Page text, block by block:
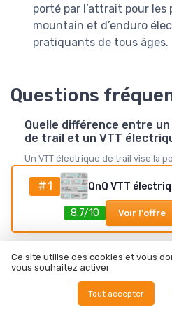
porté par l’attrait pour les
mountain et d’enduro
pratiquants de tous âges.
Questions
Quelle différence entre
de trail et un VTT
Un VTT électrique de trail vise la
débattement modéré et une
électrique d’enduro privilégie la
de débattement, une géométrie
composants renforcés. Pour un
descente, le trail reste souvent le
Quelle autonomie réelle
d’un VTTAE de trail ?
Faut il absolument un
#1 QnQ VTT
8.7/10 Voir l'offre
Ce site utilise des cookies et vous
vous souhaitez activer
Tout accepter